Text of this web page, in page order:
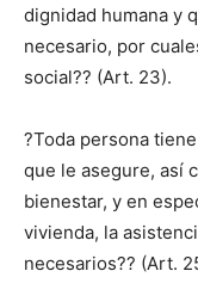
dignidad humana y
necesario, por
social?? (Art. 23).
?Toda persona
que le asegure, así
bienestar, y en
vivienda, la
necesarios?? (Art.